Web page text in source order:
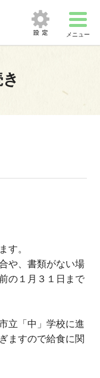
メニュー
す。
や、書類がない場
の１月３１日まで
立「中」学校に進
ますので給食に関